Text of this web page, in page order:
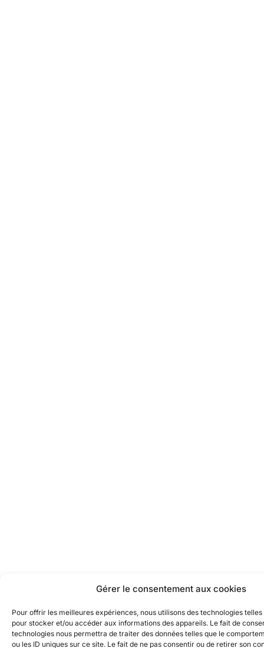
Gérer le consentement aux cookies
Pour offrir les meilleures expériences, nous utilisons des technologies
pour stocker et/ou accéder aux informations des appareils. Le fait de
technologies nous permettra de traiter des données telles que le
ou les ID uniques sur ce site. Le fait de ne pas consentir ou de retirer son